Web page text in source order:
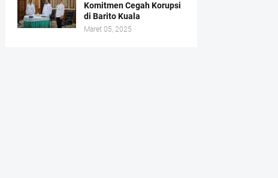
Komitmen Cegah Korupsi
di Barito Kuala
Maret 05, 2025